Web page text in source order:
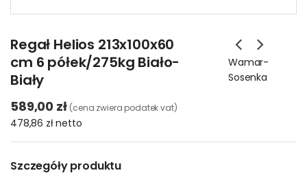
Regał Helios 213x100x60
cm 6 półek/275kg Biało-
Biały
Wamar-
Sosenka
589,00 zł (cena zwiera podatek vat)
478,86 złnetto
Szczegóły produktu